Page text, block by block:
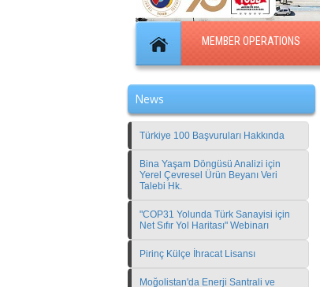
MEMBER OPERATIONS
News
Türkiye 100 Başvuruları Hakkında
Bina Yaşam Döngüsü Analizi için
Yerel Çevresel Ürün Beyanı Veri
Talebi Hk.
"COP31 Yolunda Türk Sanayisi için
Net Sıfır Yol Haritası" Webinarı
Pirinç Külçe İhracat Lisansı
Moğolistan'da Enerji Santrali ve